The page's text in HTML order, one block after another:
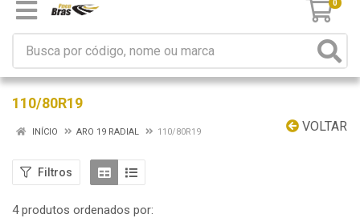
0
110/80R19
VOLTAR
INÍCIO ARO 19 RADIAL 110/80R19
Filtros
4 produtos ordenados por: